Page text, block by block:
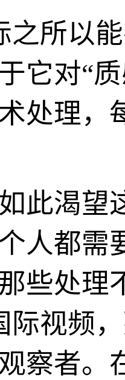
之所以
它对“
处理，
此渴望
人都需
些处理
际视频
察者。